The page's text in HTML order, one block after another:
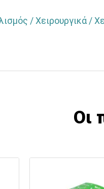
/ Χειρουργικά /
Οι